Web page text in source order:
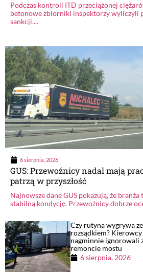
Podczas kontroli ITD przeciążonej
betonowe zbiorniki inspektorzy wyliczyli
sankcji....
6 sierpnia, 2026
GUS: Przewoźnicy nadal mają
patrzą w przyszłość
Najnowsze dane GUS pokazują, że
stabilną kondycję. Przewoźnicy dobrze
Czy rutyna wygrywa
rozsądkiem?
nagminnie ignorowali
remoncie mostu
6 sierpnia, 2026